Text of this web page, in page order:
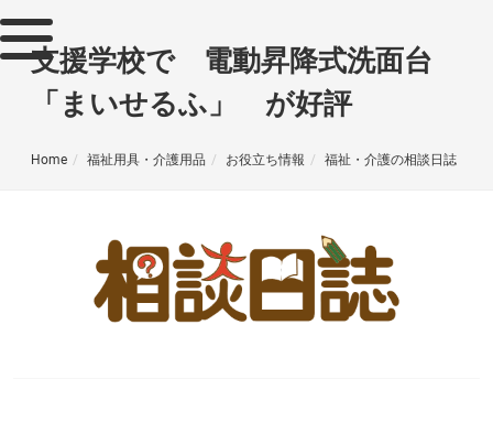
支援学校で 電動昇降式洗面台
「まいせるふ」 が好評
Home 福祉用具・介護用品 お役立ち情報 福祉・介護の相談日誌